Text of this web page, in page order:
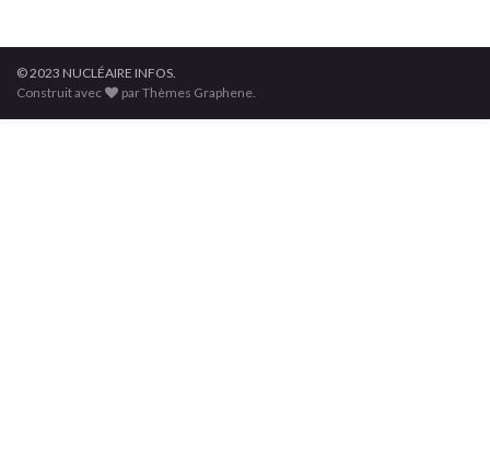
© 2023 NUCLÉAIRE INFOS.
Construit avec
par Thèmes Graphene.